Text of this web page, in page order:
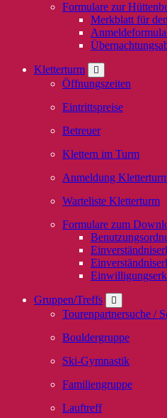
Formulare zur
Merkblatt für
Kletterturm
Öffnungszeiten
Eintrittspreise
Betreuer
Klettern im Turm
Anmeldung
Warteliste Kletterturm
Formulare zum
Gruppen/Treffs
Tourenpartnersuche /
Bouldergruppe
Ski-Gymnastik
Familiengruppe
Lauftreff